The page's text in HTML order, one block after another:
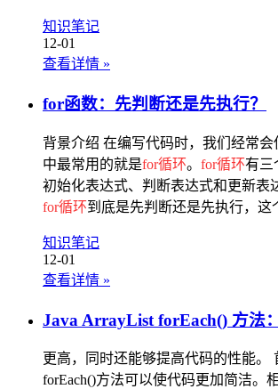
知识笔记
12-01
查看详情 »
for函数：先判断还是先执行？
背景介绍 在编写代码时，我们经常
中最常用的就是for循环。 for循环有三
初始化表达式、判断表达式和更新表
for循环到底是先判断还是先执行，这
知识笔记
12-01
查看详情 »
Java ArrayList forEach() 方法
更高，同时还能够提高代码的性能。
forEach()方法可以使代码更加简洁。